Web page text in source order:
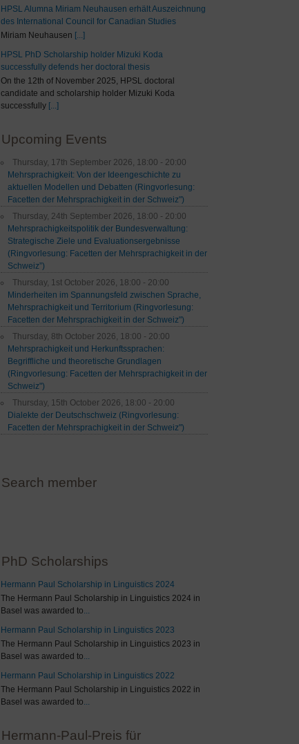
HPSL Alumna Miriam Neuhausen erhält Auszeichnung
des International Council for Canadian Studies
Miriam Neuhausen [...]
HPSL PhD Scholarship holder Mizuki Koda
successfully defends her doctoral thesis
On the 12th of November 2025, HPSL doctoral
candidate and scholarship holder Mizuki Koda
successfully [...]
Upcoming Events
Thursday, 17th September 2026, 18:00 - 20:00
Mehrsprachigkeit: Von der Ideengeschichte zu
aktuellen Modellen und Debatten (Ringvorlesung:
Facetten der Mehrsprachigkeit in der Schweiz")
Thursday, 24th September 2026, 18:00 - 20:00
Mehrsprachigkeitspolitik der Bundesverwaltung:
Strategische Ziele und Evaluationsergebnisse
(Ringvorlesung: Facetten der Mehrsprachigkeit in der
Schweiz”)
Thursday, 1st October 2026, 18:00 - 20:00
Minderheiten im Spannungsfeld zwischen Sprache,
Mehrsprachigkeit und Territorium (Ringvorlesung:
Facetten der Mehrsprachigkeit in der Schweiz")
Thursday, 8th October 2026, 18:00 - 20:00
Mehrsprachigkeit und Herkunftssprachen:
Begriffliche und theoretische Grundlagen
(Ringvorlesung: Facetten der Mehrsprachigkeit in der
Schweiz")
Thursday, 15th October 2026, 18:00 - 20:00
Dialekte der Deutschschweiz (Ringvorlesung:
Facetten der Mehrsprachigkeit in der Schweiz")
Search member
PhD Scholarships
Hermann Paul Scholarship in Linguistics 2024
The Hermann Paul Scholarship in Linguistics 2024 in
Basel was awarded to...
Hermann Paul Scholarship in Linguistics 2023
The Hermann Paul Scholarship in Linguistics 2023 in
Basel was awarded to...
Hermann Paul Scholarship in Linguistics 2022
The Hermann Paul Scholarship in Linguistics 2022 in
Basel was awarded to...
Hermann-Paul-Preis für